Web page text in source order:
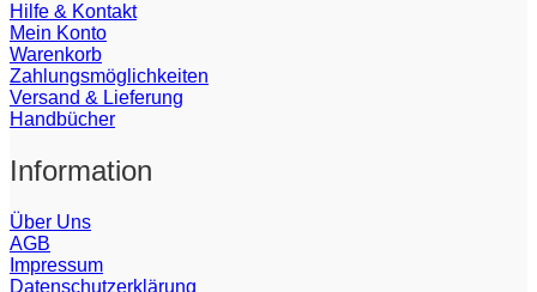
Hilfe & Kontakt
Mein Konto
Warenkorb
Zahlungsmöglichkeiten
Versand & Lieferung
Handbücher
Information
Über Uns
AGB
Impressum
Datenschutzerklärung